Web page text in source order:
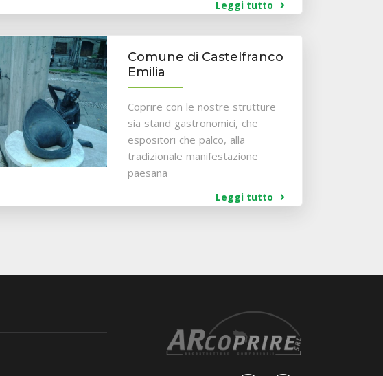
Leggi tutto
Comune di Castelfranco
Emilia
Coprire con le nostre strutture
sia stand gastronomici, che
espositori che palco, alla
tradizionale manifestazione
paesana
Leggi tutto